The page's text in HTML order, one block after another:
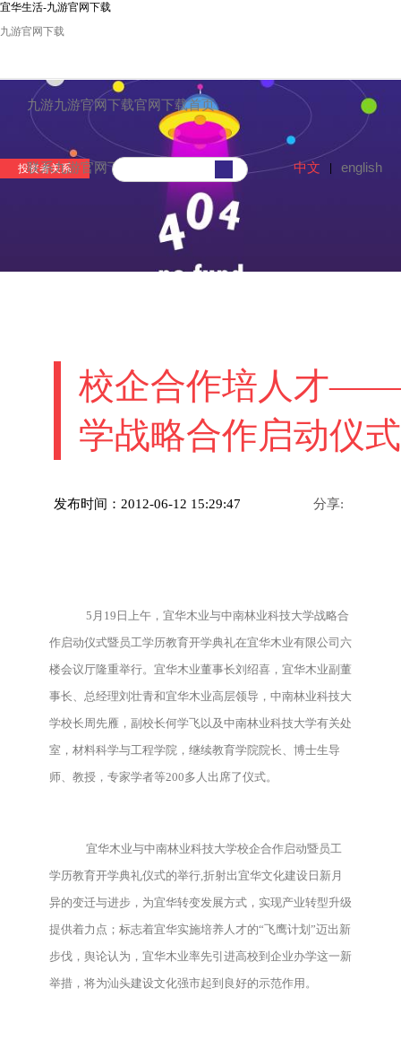
宜华生活-九游官网下载
九游官网下载
九游九游官网下载官网下载首页
联系九游官网下载
投资者关系 中文 english
校企合作培人才——
学战略合作启动仪
发布时间：2012-06-12 15:29:47 分享:
5月19日上午，宜华木业与中南林业科技大学战略合
作启动仪式暨员工学历教育开学典礼在宜华木业有限公司六
楼会议厅隆重举行。宜华木业董事长刘绍喜，宜华木业副董
事长、总经理刘壮青和宜华木业高层领导，中南林业科技大
学校长周先雁，副校长何学飞以及中南林业科技大学有关处
室，材料科学与工程学院，继续教育学院院长、博士生导
师、教授，专家学者等200多人出席了仪式。
宜华木业与中南林业科技大学校企合作启动暨员工
学历教育开学典礼仪式的举行,折射出宜华文化建设日新月
异的变迁与进步，为宜华转变发展方式，实现产业转型升级
提供着力点；标志着宜华实施培养人才的“飞鹰计划”迈出新
步伐，舆论认为，宜华木业率先引进高校到企业办学这一新
举措，将为汕头建设文化强市起到良好的示范作用。